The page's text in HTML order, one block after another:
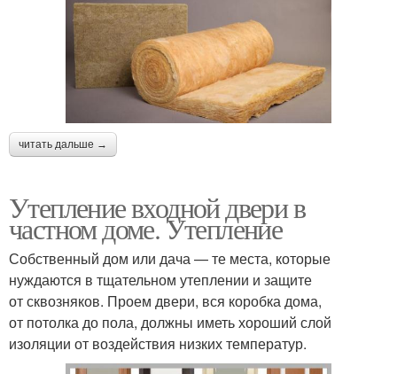
читать дальше →
Утепление входной двери в
частном доме. Утепление
Собственный дом или дача — те места, которые
нуждаются в тщательном утеплении и защите
от сквозняков. Проем двери, вся коробка дома,
от потолка до пола, должны иметь хороший слой
изоляции от воздействия низких температур.